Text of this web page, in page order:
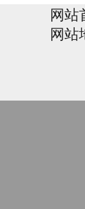
网站
网站